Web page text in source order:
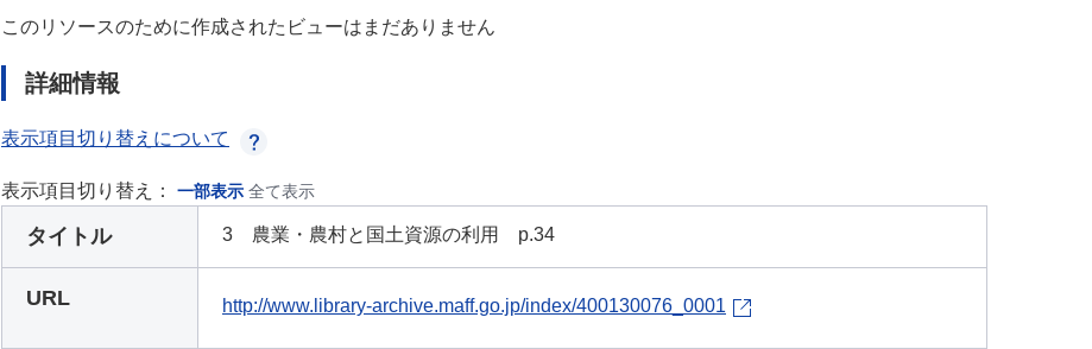
このリソースのために作成されたビューはまだありません
詳細情報
表示項目切り替えについて
表示項目切り替え： 一部表示 全て表示
タイトル 3 農業・農村と国土資源の利用 p.34
URL http://www.library-archive.maff.go.jp/index/400130076_0001